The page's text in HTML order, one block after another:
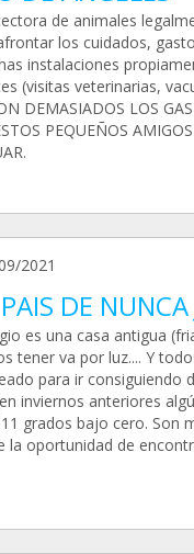
de animales
los cuidados,
instalaciones
(visitas veterinarias,
DEMASIADOS LOS
PEQUEÑOS
2021
DE NUNCA
es una casa antigua
tener va por luz.... Y
para ir consiguiendo
inviernos anteriores
grados bajo cero. Son
la oportunidad de